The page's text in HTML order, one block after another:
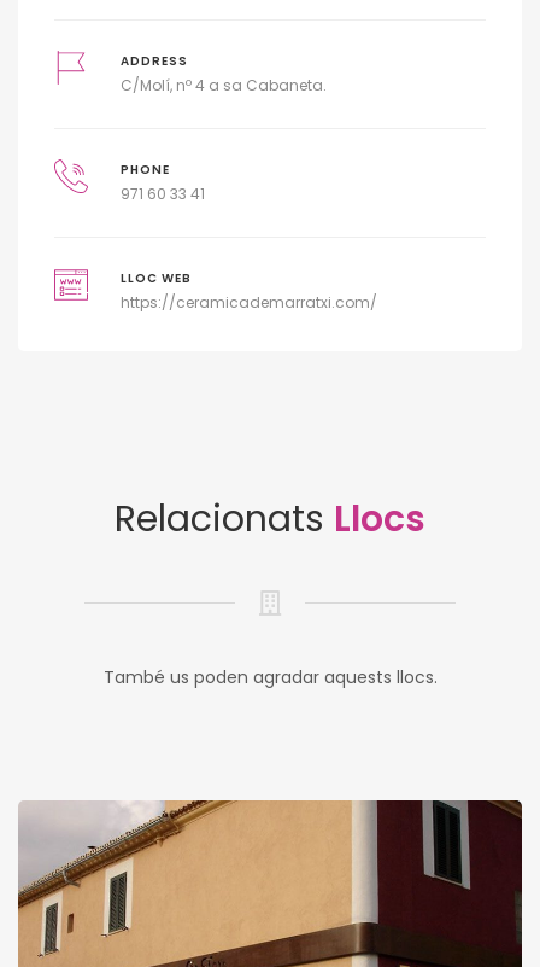
ADDRESS
C/Molí, nº 4 a sa Cabaneta.
PHONE
971 60 33 41
LLOC WEB
https://ceramicademarratxi.com/
Relacionats Llocs
També us poden agradar aquests llocs.